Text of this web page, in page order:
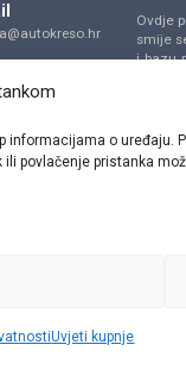
o uređaju.
povlačenje pristanka
Uvjeti kupnje
Golika 14,
Ovdje
smije
i bazu